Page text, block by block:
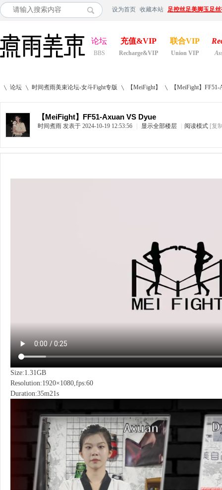
设为首页 收藏本站 足控丝足美脚玉足
论坛
BBS
充值&VIP
Recharge&VIP
联合VIP
Union VIP
论坛
›
时间煮雨美束论坛-女斗Fight专版
›
【MeiFight】
›
【MeiFight】
【MeiFight】FF51-Axuan VS Dyue
时间煮雨 发表于 2024-10-19 12:53:56 显示全部楼层 阅读模式 [复
Size:1.31GB
Resolution:1920×1080,fps:60
Duration:35m21s